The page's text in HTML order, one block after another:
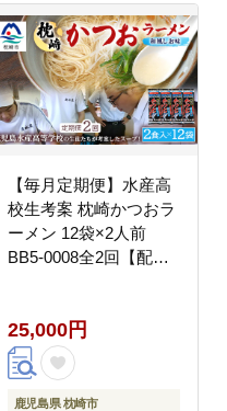
【毎月定期便】水産高
校生考案 枕崎かつおラ
ーメン 12袋×2人前
BB5-0008全2回【配送
25,000円
鹿児島県 枕崎市